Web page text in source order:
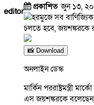
editor প্রকাশিতজুন ১৩,
📸 Download
অনলাইন ডেস্ক
মার্কিন পররাষ্ট্রমন্ত্রী
এস জয়শঙ্করকে বলেছেন,